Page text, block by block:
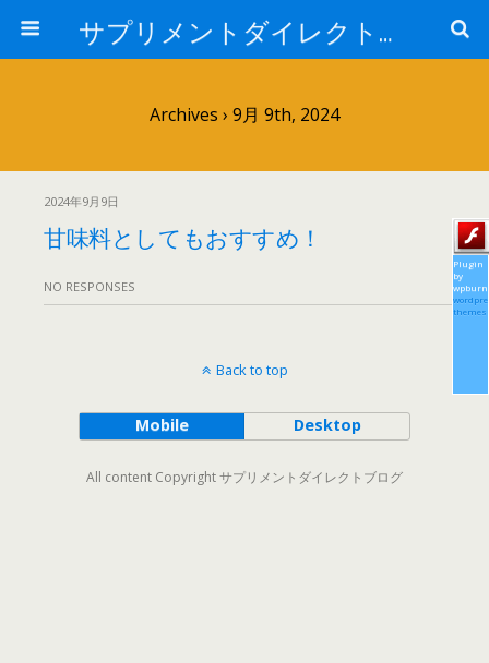
サプリメントダイレクトブログ
Archives › 9月 9th, 2024
2024年9月9日
甘味料としてもおすすめ！
NO RESPONSES
Plugin
by
themes
Back to top
Mobile Desktop
All content Copyright サプリメントダイレクトブログ